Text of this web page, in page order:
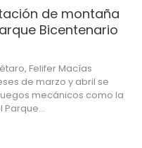
de montaña
Bicentenario
Felifer Macías
de marzo y abril se
mecánicos como la
Parque…